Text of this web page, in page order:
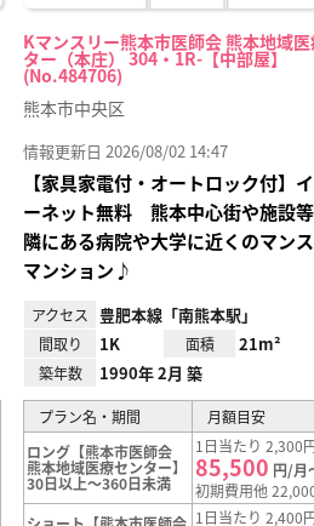
Kマンスリー熊本市医師会 熊本地域
ター（本庄） 304・1R-【中部屋】
(No.484706)
熊本市中央区
情報更新日 2026/08/02 14:47
【家具家電付・オートロック付】
ーネット無料 熊本中心街や施設
隣にある病院や大学に近くのマン
マンション♪
アクセス 豊肥本線「南熊本駅」
間取り 1K 面積 21m²
築年数 1990年 2月 築
プラン名・期間
月額目安
ロング【熊本市医師会
熊本地域医療センター】
30日以上～360日未満
1日当たり 2,300
85,500 円/月
初期費用他
1日当たり 2,400